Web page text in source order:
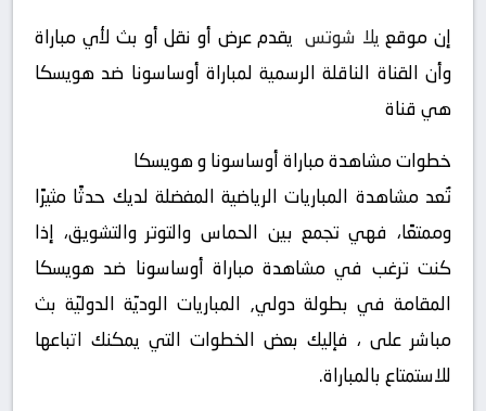
إن موقع يلا شوتسيقدم عرض أو نقل أو بث لأي مباراة
وأن القناة الناقلة الرسمية لمباراة أوساسونا ضد هويسكا
هي قناة
خطوات مشاهدة مباراة أوساسونا و هويسكا
تُعد مشاهدة المباريات الرياضية المفضلة لديك حدثًا مثيرًا
وممتعًا، فهي تجمع بين الحماس والتوتر والتشويق، إذا
كنت ترغب في مشاهدة مباراة أوساسونا ضد هويسكا
المقامة في بطولة دولي, المباريات الوديّة الدوليّة بث
مباشر على ، فإليك بعض الخطوات التي يمكنك اتباعها
للاستمتاع بالمباراة.